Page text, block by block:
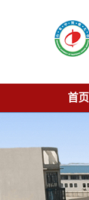
首页